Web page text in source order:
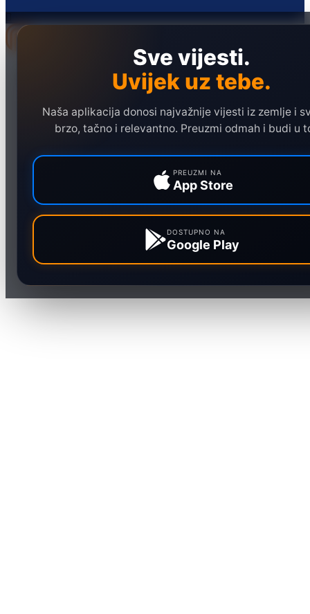
Sve vijesti.
Uvijek uz tebe.
Naša aplikacija donosi najvažnije vijesti iz zemlje i
brzo, tačno i relevantno. Preuzmi odmah i budi u
PREUZMI NA
App Store
DOSTUPNO NA
Google Play
Društvo
Hronika
Ekonomija
Marketing